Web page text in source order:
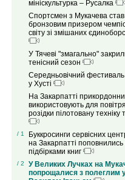
мініскультурка – Русалка
Спортсмен з Мукачева став
бронзовим призером
світу зі змішаних
У Тячеві "змагально"
тенісний сезон
Середньовічний
у Хусті
На Закарпатті
використовують для
розідки пілотовану техніку
/ 1
Буккросинги сервісних
на Закарпатті
підбірками книг
/ 2
У Великих Лучках на
попрощалися з полеглим у